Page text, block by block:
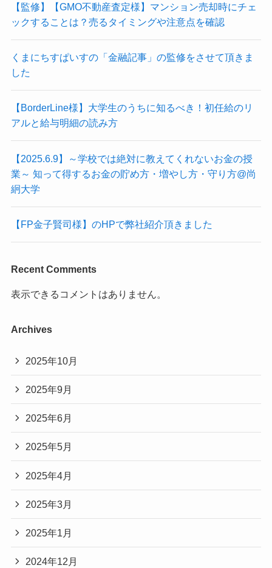
【監修】【GMO不動産査定様】マンション売却時にチェ
ックすることは？売るタイミングや注意点を確認
くまにちすぱいすの「金融記事」の監修をさせて頂きま
した
【BorderLine様】大学生のうちに知るべき！初任給のリ
アルと給与明細の読み方
【2025.6.9】～学校では絶対に教えてくれないお金の授
業～ 知って得するお金の貯め方・増やし方・守り方@尚
絅大学
【FP金子賢司様】のHPで弊社紹介頂きました
Recent Comments
表示できるコメントはありません。
Archives
2025年10月
2025年9月
2025年6月
2025年5月
2025年4月
2025年3月
2025年1月
2024年12月